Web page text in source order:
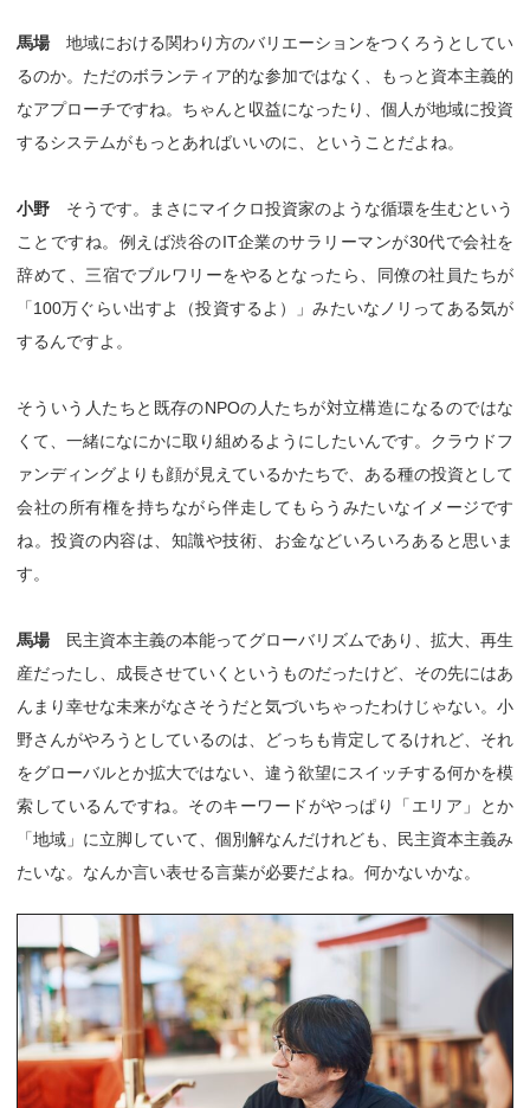
馬場地域における関わり方のバリエーションをつくろうとしてい
るのか。ただのボランティア的な参加ではなく、もっと資本主義的
なアプローチですね。ちゃんと収益になったり、個人が地域に投資
するシステムがもっとあればいいのに、ということだよね。
小野 そうです。まさにマイクロ投資家のような循環を生むという
ことですね。例えば渋谷のIT企業のサラリーマンが30代で会社を
辞めて、三宿でブルワリーをやるとなったら、同僚の社員たちが
「100万ぐらい出すよ（投資するよ）」みたいなノリってある気が
するんですよ。
そういう人たちと既存のNPOの人たちが対立構造になるのではな
くて、一緒になにかに取り組めるようにしたいんです。クラウドフ
ァンディングよりも顔が見えているかたちで、ある種の投資として
会社の所有権を持ちながら伴走してもらうみたいなイメージです
ね。投資の内容は、知識や技術、お金などいろいろあると思いま
す。
馬場民主資本主義の本能ってグローバリズムであり、拡大、再生
産だったし、成長させていくというものだったけど、その先にはあ
んまり幸せな未来がなさそうだと気づいちゃったわけじゃない。小
野さんがやろうとしているのは、どっちも肯定してるけれど、それ
をグローバルとか拡大ではない、違う欲望にスイッチする何かを模
索しているんですね。そのキーワードがやっぱり「エリア」とか
「地域」に立脚していて、個別解なんだけれども、民主資本主義み
たいな。なんか言い表せる言葉が必要だよね。何かないかな。